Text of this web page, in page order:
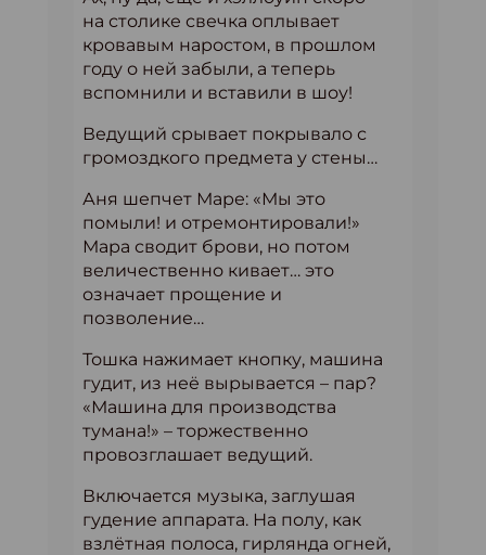
на столике свечка оплывает
кровавым наростом, в прошлом
году о ней забыли, а теперь
вспомнили и вставили в шоу!
Ведущий срывает покрывало с
громоздкого предмета у стены…
Аня шепчет Маре: «Мы это
помыли! и отремонтировали!»
Мара сводит брови, но потом
величественно кивает… это
означает прощение и
позволение…
Тошка нажимает кнопку, машина
гудит, из неё вырывается – пар?
«Машина для производства
тумана!» – торжественно
провозглашает ведущий.
Включается музыка, заглушая
гудение аппарата. На полу, как
взлётная полоса, гирлянда огней,